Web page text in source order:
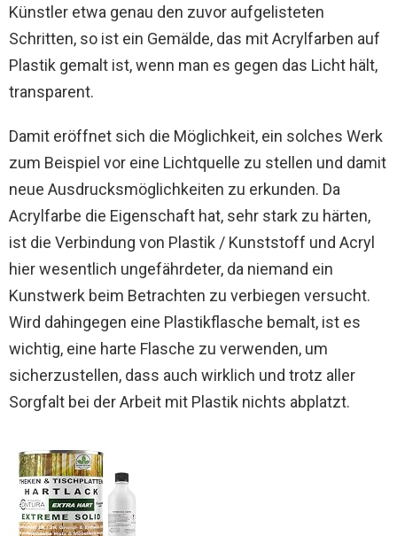
Künstler etwa genau den zuvor aufgelisteten
Schritten, so ist ein Gemälde, das mit Acrylfarben auf
Plastik gemalt ist, wenn man es gegen das Licht hält,
transparent.
Damit eröffnet sich die Möglichkeit, ein solches Werk
zum Beispiel vor eine Lichtquelle zu stellen und damit
neue Ausdrucksmöglichkeiten zu erkunden. Da
Acrylfarbe die Eigenschaft hat, sehr stark zu härten,
ist die Verbindung von Plastik / Kunststoff und Acryl
hier wesentlich ungefährdeter, da niemand ein
Kunstwerk beim Betrachten zu verbiegen versucht.
Wird dahingegen eine Plastikflasche bemalt, ist es
wichtig, eine harte Flasche zu verwenden, um
sicherzustellen, dass auch wirklich und trotz aller
Sorgfalt bei der Arbeit mit Plastik nichts abplatzt.